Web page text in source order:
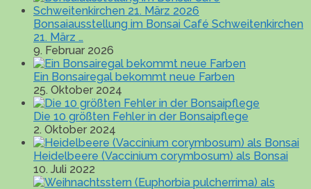
Bonsaiausstellung im Bonsai Café Schweitenkirchen
21. März …
9. Februar 2026
Ein Bonsairegal bekommt neue Farben
25. Oktober 2024
Die 10 größten Fehler in der Bonsaipflege
2. Oktober 2024
Heidelbeere (Vaccinium corymbosum) als Bonsai
10. Juli 2022